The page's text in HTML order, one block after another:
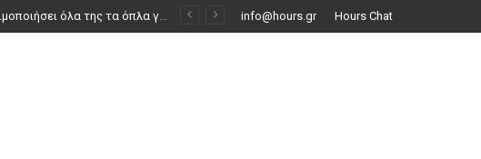
Ισραηλινός έποικος κατηγορείται για τον θάνατο Παλαιστίνιου που συμμετείχε στο οσκαρικό «No Other Land» info@hours.gr Hours Chat